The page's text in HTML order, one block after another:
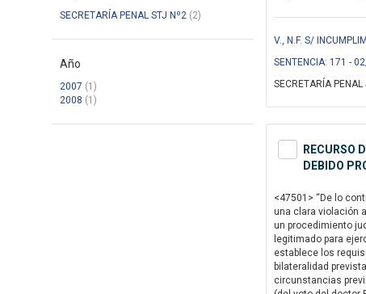
SECRETARÍA PENAL STJ Nº2 (2)
Año
2007 (1)
2008 (1)
V., N.F. S/
SENTENCIA: 171 -
SECRETARÍA PENAL
RECURSO
DEBIDO
<47501> “De lo
una clara violación
un procedimiento
legitimado para
establece los
bilateralidad
circunstancias